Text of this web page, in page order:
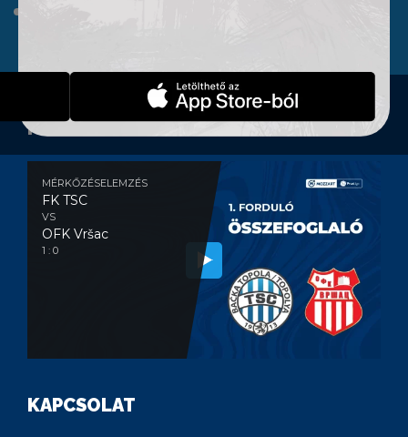
MÉRKŐZÉSELEMZÉS
MÉRKŐZÉSELEMZÉS
FK TSC
VS
OFK Vršac
1 : 0
KAPCSOLAT